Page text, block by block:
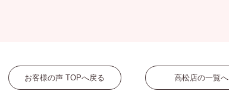
お客様の声 TOPへ戻る 高松店の一覧へ